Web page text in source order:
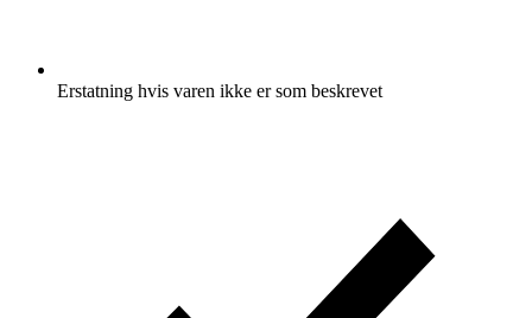
Erstatning hvis varen ikke er som beskrevet